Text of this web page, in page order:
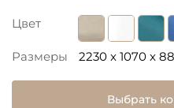
Цвет
Размеры 2230 x 1070 x
Выбрать